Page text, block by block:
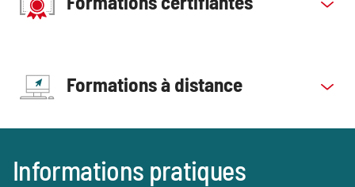
Formations à distance
Titre
Informations pratiques